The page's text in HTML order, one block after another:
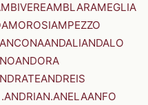
AMBLARAMEGLIA
AMOROSIAMPEZZO
ANCONAANDALIANDALO
ANDORA
ANDREIS
ANELAANFO